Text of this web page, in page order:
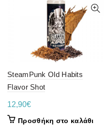
SteamPunk Old Habits
Flavor Shot
12,90€
Προσθήκη στο καλάθι